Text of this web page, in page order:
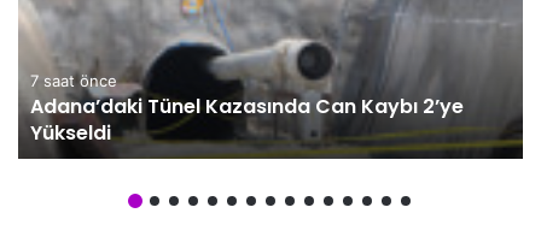
7 saat önce
Adana’daki Tünel Kazasında Can Kaybı 2’ye
Yükseldi